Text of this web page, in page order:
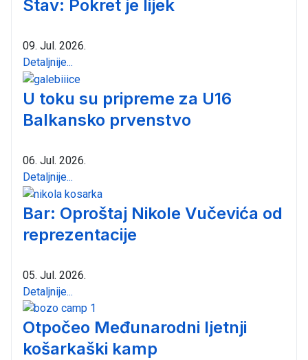
Stav: Pokret je lijek
09. Jul. 2026.
Detaljnije...
U toku su pripreme za U16
Balkansko prvenstvo
06. Jul. 2026.
Detaljnije...
Bar: Oproštaj Nikole Vučevića od
reprezentacije
05. Jul. 2026.
Detaljnije...
Otpočeo Međunarodni ljetnji
košarkaški kamp